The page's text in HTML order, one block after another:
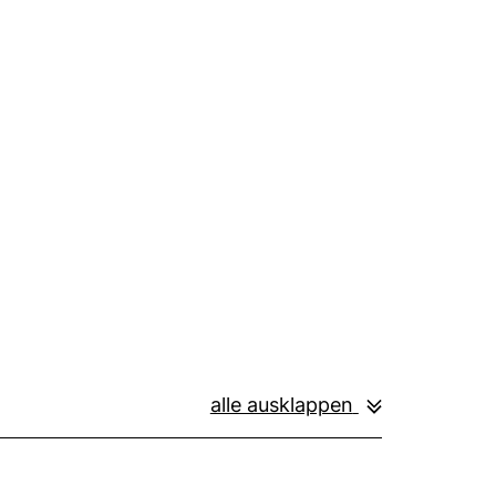
alle ausklappen